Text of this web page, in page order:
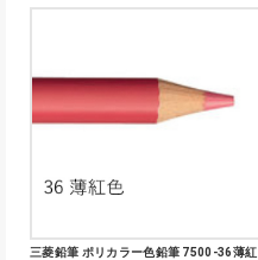
三菱鉛筆 ポリカラー色鉛筆 7500-36薄紅